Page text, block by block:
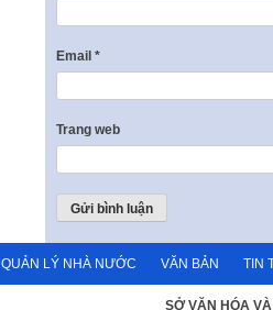
Email *
Trang web
QUẢN LÝ NHÀ NƯỚC VĂN BẢN TIN
SỞ VĂN HÓA